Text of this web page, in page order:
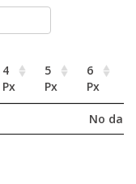
4
Px
5
Px
6
Px
No